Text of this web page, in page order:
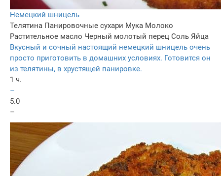
Немецкий шницель
Телятина Панировочные сухари Мука Молоко
Растительное масло Черный молотый перец Соль Яйца
Вкусный и сочный настоящий немецкий шницель очень
просто приготовить в домашних условиях. Готовится он
из телятины, в хрустящей панировке.
1 ч.
–
5.0
–